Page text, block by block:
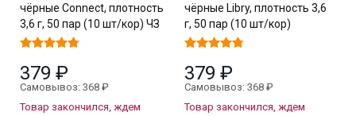
чёрные Connect, плотность
3,6 г, 50 пар (10 шт/кор) ЧЗ
379 ₽
Самовывоз: 368 ₽
Товар закончился, ждем
чёрные Libry, плотность 3,6
г, 50 пар (10 шт/кор)
379 ₽
Самовывоз: 368 ₽
Товар закончился, ждем